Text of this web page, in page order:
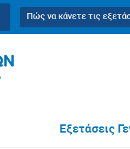
Πώς να κάνετε τις
Εξετάσεις